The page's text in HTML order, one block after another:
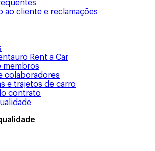
ao cliente e reclamações
Rent a Car
membros
colaboradores
e trajetos de carro
contrato